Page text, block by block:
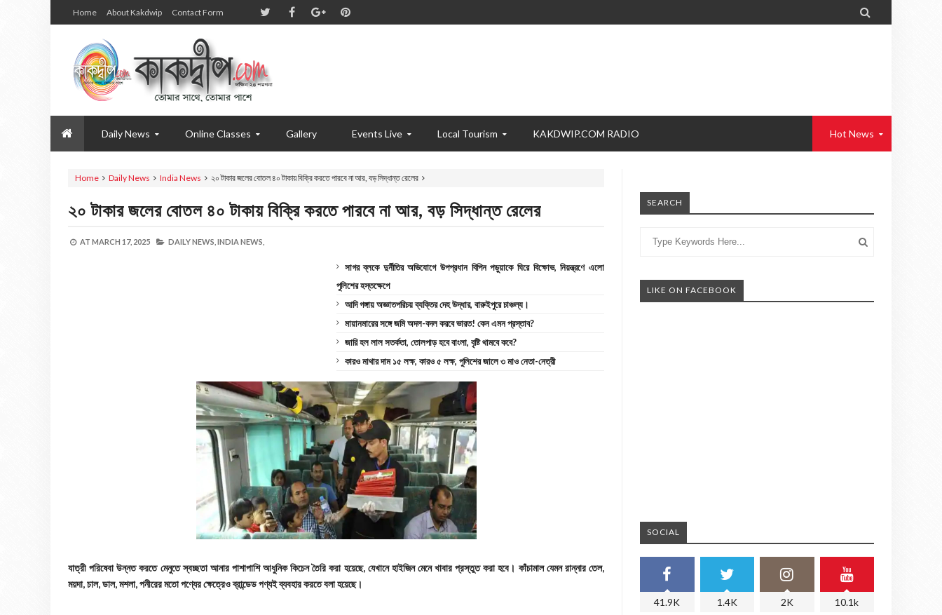
Home About Kakdwip Contact Form 
Daily News Online Classes Gallery Events Live Local Tourism KAKDWIP.COM RADIO Hot News
Home Daily News India News ২০ টাকার জলের বোতল ৪০ টাকায় বিক্রি করতে পারবে না আর, বড় সিদ্ধান্ত রেলের
২০ টাকার জলের বোতল ৪০ টাকায় বিক্রি করতে পারবে না আর, বড় সিদ্ধান্ত রেলের
AT MARCH 17, 2025 DAILY NEWS, INDIA NEWS,
সাগর ব্লকে দুর্নীতির অভিযোগে উপপ্রধান বিপিন পড়ুয়াকে ঘিরে বিক্ষোভ, নিয়ন্ত্রণে এলো
পুলিশের হস্তক্ষেপে
আদি গঙ্গায় অজ্ঞাতপরিচয় ব্যক্তির দেহ উদ্ধার, বারুইপুরে চাঞ্চল্য।
মায়ানমারের সঙ্গে জমি অদল-বদল করবে ভারত! কেন এমন প্রস্তাব?
জারি হল লাল সতর্কতা, তোলপাড় হবে বাংলা, বৃষ্টি থামবে কবে?
কারও মাথার দাম ১৫ লক্ষ, কারও ৫ লক্ষ, পুলিশের জালে ৩ মাও নেতা-নেত্রী
যাত্রী পরিষেবা উন্নত করতে মেনুতে স্বচ্ছতা আনার পাশাপাশি আধুনিক কিচেন তৈরি করা হয়েছে, যেখানে হাইজিন মেনে খাবার প্রস্তুত করা হবে। কাঁচামাল যেমন রান্নার তেল,
ময়দা, চাল, ডাল, মশলা, পনীরের মতো পণ্যের ক্ষেত্রেও ব্রান্ডেড পণ্যই ব্যবহার করতে বলা হয়েছে।
SEARCH
LIKE ON FACEBOOK
SOCIAL
41.9K 1.4K 2K 10.1k